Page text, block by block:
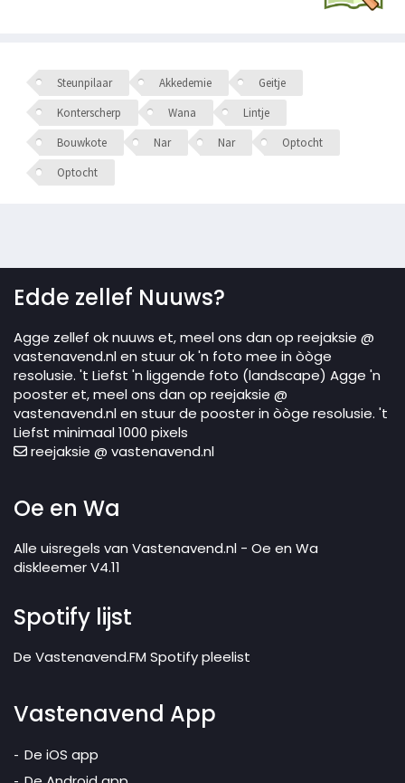
Steunpilaar Akkedemie
Geitje
Konterscherp
Wana
Lintje
Bouwkote
Nar Nar
Optocht
Optocht
Edde zellef Nuuws?
Agge zellef ok nuuws et, meel ons dan op reejaksie @
vastenavend.nl en stuur ok 'n foto mee in òòge
resolusie. 't Liefst 'n liggende foto (landscape) Agge 'n
pooster et, meel ons dan op reejaksie @
vastenavend.nl en stuur de pooster in òòge resolusie. 't
Liefst minimaal 1000 pixels
reejaksie @ vastenavend.nl
Oe en Wa
Alle uisregels van Vastenavend.nl - Oe en Wa
diskleemer V4.11
Spotify lijst
De Vastenavend.FM Spotify pleelist
Vastenavend App
De iOS app